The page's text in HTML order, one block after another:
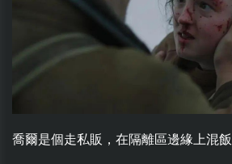
喬爾是個走私販，在隔離區邊緣上混飯